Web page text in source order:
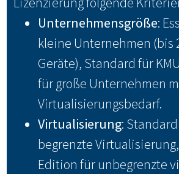
Unternehmensgröße:
kleine Unternehmen (bis
Geräte), Standard für
für große Unternehmen
Virtualisierungsbedarf.
Virtualisierung:
begrenzte
Edition für unbegrenzte